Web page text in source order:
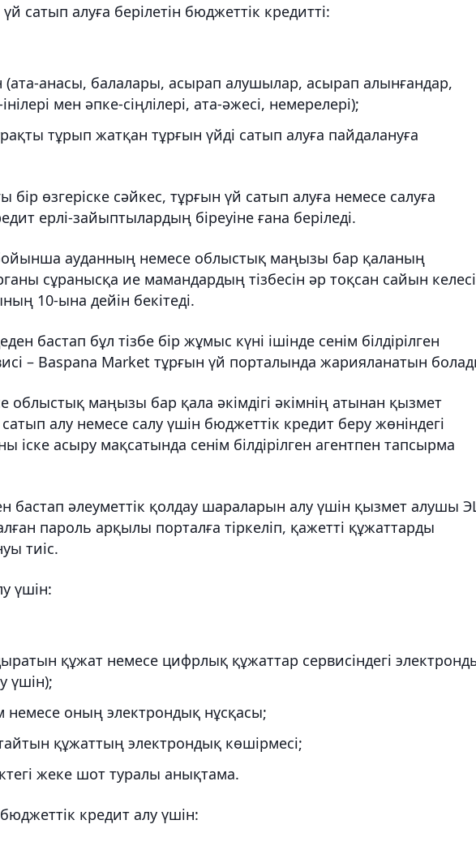
сатып алуға берілетін бюджеттік кредитті:
анасы, балалары, асырап алушылар, асырап алынғандар,
мен әпке-сіңлілері, ата-әжесі, немерелері);
тұрып жатқан тұрғын үйді сатып алуға пайдалануға
бір өзгеріске сәйкес, тұрғын үй сатып алуға немесе салуға
ерлі-зайыптылардың біреуіне ғана беріледі.
ауданның немесе облыстық маңызы бар қаланың
сұранысқа ие мамандардың тізбесін әр тоқсан сайын келесі
10-ына дейін бекітеді.
бастап бұл тізбе бір жұмыс күні ішінде сенім білдірілген
– Baspana Market тұрғын үй порталында жарияланатын
облыстық маңызы бар қала әкімдігі әкімнің атынан қызмет
алу немесе салу үшін бюджеттік кредит беру жөніндегі
іске асыру мақсатында сенім білдірілген агентпен тапсырма
бастап әлеуметтік қолдау шараларын алу үшін қызмет алушы
пароль арқылы порталға тіркеліп, қажетті құжаттарды
тиіс.
үшін:
құжат немесе цифрлық құжаттар сервисіндегі
үшін);
немесе оның электрондық нұсқасы;
құжаттың электрондық көшірмесі;
жеке шот туралы анықтама.
кредит алу үшін: